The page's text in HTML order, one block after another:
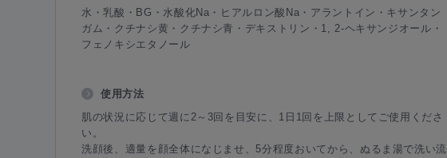
水・乳酸・BG・水酸化Na・ヒアルロン酸Na・アラントイン・キサンタン
ガム・クチナシ黄・クチナシ青・デキストリン・1, 2-ヘキサンジオール・
フェノキシエタノール
使用方法
肌の状況に応じて週に2～3回を目安に、1日1回を上限としてご使用くださ
い。
洗顔後、適量を顔全体になじませ、5分程度おいてから、ぬるま湯で洗い流